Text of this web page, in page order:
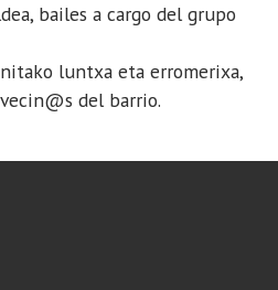
bailes a cargo del grupo
luntxa eta erromerixa,
del barrio.